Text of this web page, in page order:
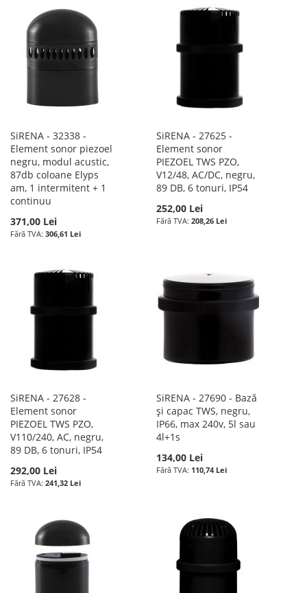
SiRENA - 32338 -
Element sonor piezoel
negru, modul acustic,
87db coloane Elyps
am, 1 intermitent + 1
continuu
371,00 Lei
306,61 Lei
SiRENA - 27625 -
Element sonor
PIEZOEL TWS PZO,
V12/48, AC/DC, negru,
89 DB, 6 tonuri, IP54
252,00 Lei
208,26 Lei
SiRENA - 27628 -
Element sonor
PIEZOEL TWS PZO,
V110/240, AC, negru,
89 DB, 6 tonuri, IP54
292,00 Lei
241,32 Lei
SiRENA - 27690 - Bază
și capac TWS, negru,
IP66, max 240v, 5l sau
4l+1s
134,00 Lei
110,74 Lei